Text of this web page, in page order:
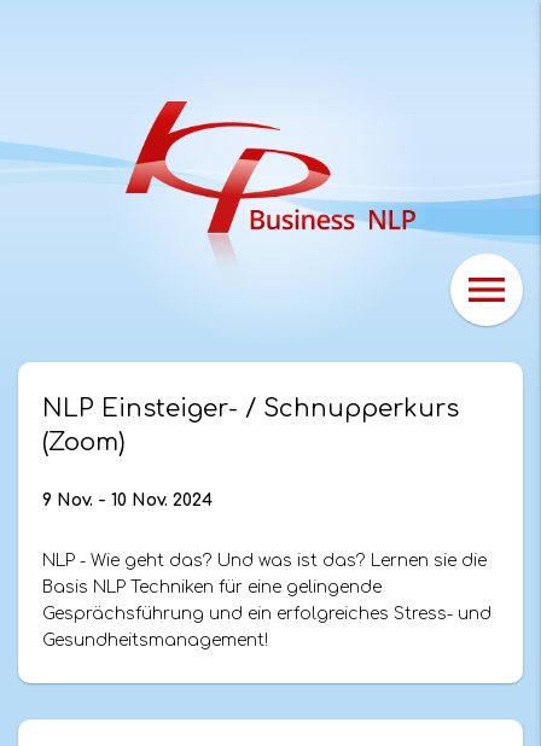
menu
NLP Einsteiger- / Schnupperkurs
(Zoom)
9 Nov. - 10 Nov. 2024
NLP - Wie geht das? Und was ist das? Lernen sie die
Basis NLP Techniken für eine gelingende
Gesprächsführung und ein erfolgreiches Stress- und
Gesundheitsmanagement!